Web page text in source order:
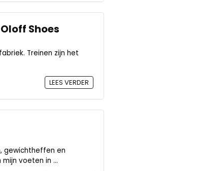
Shoes
Treinen zijn het
LEES VERDER
gewichtheffen en
voeten in ...